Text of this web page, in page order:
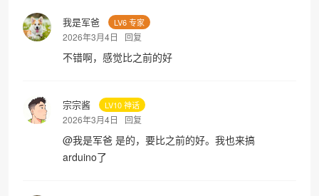
我是军爸 LV6 专家
2026年3月4日 回复
不错啊，感觉比之前的好
宗宗酱 LV10 神话
2026年3月4日 回复
@我是军爸 是的，要比之前的好。我也来搞
arduino了